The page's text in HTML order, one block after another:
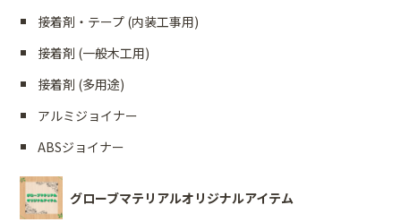
接着剤・テープ (内装工事用)
接着剤 (一般木工用)
接着剤 (多用途)
アルミジョイナー
ABSジョイナー
グローブマテリアルオリジナルアイテム